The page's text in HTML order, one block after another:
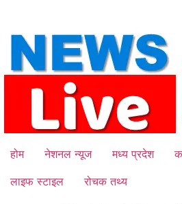
content
होम नेशनल न्यूज मध्य प्रदेश
लाइफ स्टाइल
रोचक तथ्य